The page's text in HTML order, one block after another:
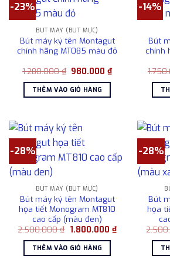
-23%
BÚT MÁY (BÚT MỰC)
Bút máy ký tên Montagut
chính hãng MT085 màu đỏ
1.280.000₫ Giá
là:
1.280.000 ₫.
980.000₫Giá
hiện
980.000 ₫.
THÊM VÀO GIỎ HÀNG
-14%
Bút
chính
-28%
BÚT MÁY (BÚT MỰC)
Bút máy ký tên Montagut
họa tiết Monogram MT810
cao cấp (màu đen)
2.500.000₫ Giá
là:
2.500.000 ₫.
1.800.000 ₫Giá
hiện
1.800.000 ₫.
THÊM VÀO GIỎ HÀNG
-28%
Bút
họa